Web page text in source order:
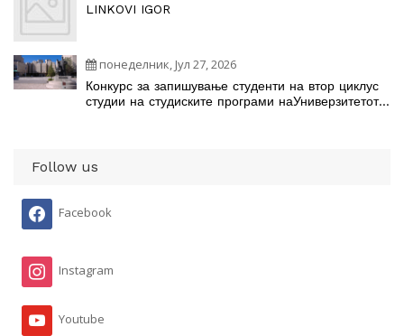
LINKOVI IGOR
понеделник, Јул 27, 2026
Конкурс за запишување студенти на втор циклус
студии на студиските програми наУниверзитетот
Follow us
Facebook
Instagram
Youtube